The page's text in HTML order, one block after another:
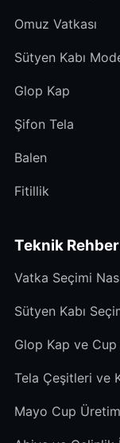
Omuz Vatkası
Sütyen Kabı
Glop Kap
Şifon Tela
Balen
Fitillik
Teknik Rehber
Vatka Seçimi
Sütyen Kabı
Glop Kap ve Cup
Tela Çeşitleri ve
Mayo Cup